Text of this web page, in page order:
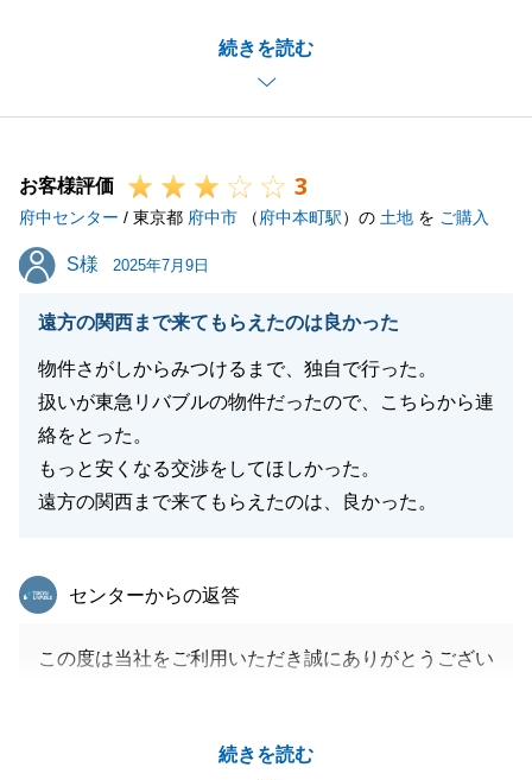
続きを読む
H様は遠方にお住まいでいらっしゃいましたので、直
接お会いさせて頂いてという機会が少なく、主にメー
心配な点もございましたが、H様はレスポンスが早
く、小まめにご質問も頂けたことから、私の方も大変
助かりました。
地域性をご存じなく、ご心配な点も多くおありになる
かと思いますが、お近くでございますので、お気軽に
引き続きどうぞよろしくお願い申し上げます。
お客様評価 3
府中センター / 東京都 府中市 （府中本町駅）の 土地 を ご購入
S様
S様 2025年7月9日
遠方の関西まで来てもらえたのは良かった
物件さがしからみつけるまで、独自で行った。
扱いが東急リバブルの物件だったので、こちらから連
絡をとった。
もっと安くなる交渉をしてほしかった。
遠方の関西まで来てもらえたのは、良かった。
続きを読む
東急リバブル
センターからの返答
この度は当社をご利用いただき誠にありがとうござい
社へご相談いただければ幸いです。